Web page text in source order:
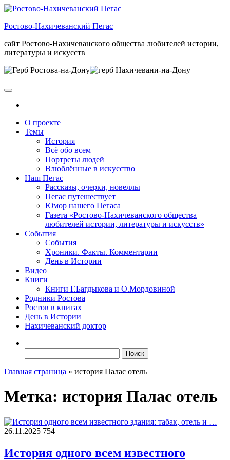
Skip
the
Ростово-Нахичеванский Пегас
сайт Ростово-Нахичеванского общества любителей истории,
литературы и искусств
О проекте
Темы
История
Всё обо всем
Портреты людей
Влюблённые в искусство
Наш Пегас
Рассказы, очерки, новеллы
Пегас путешествует
Юмор нашего Пегаса
Газета «Ростово-Нахичеванского общества
любителей истории, литературы и искусств»
События
События
Хроники. Факты. Комментарии
День в Истории
Видео
Книги
Книги Г.Багдыкова и О.Мордовиной
Родники Ростова
Ростов в книгах
День в Истории
Нахичеванский доктор
Главная страница » история Палас отель
Метка: история Палас отель
26.11.2025 754
История одного всем известного